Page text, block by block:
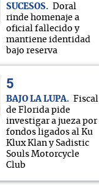
SUCESOS
Doral
rinde homenaje a
oficial fallecido y
mantiene identidad
bajo reserva
BAJO LA LUPA
Fiscal
de Florida pide
investigar a jueza por
fondos ligados al Ku
Klux Klan y Sadistic
Souls Motorcycle
Club